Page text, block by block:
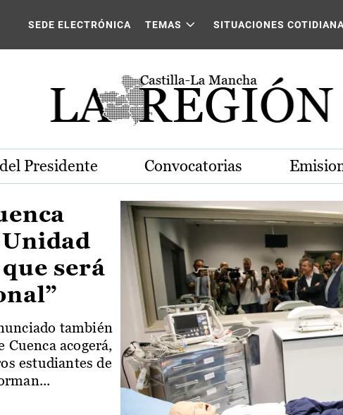
Castilla-La Mancha
SEDE ELECTRÓNICA TEMAS SITUACIONES
Presidente Convocatorias
será
también
acogerá,
estudiantes de